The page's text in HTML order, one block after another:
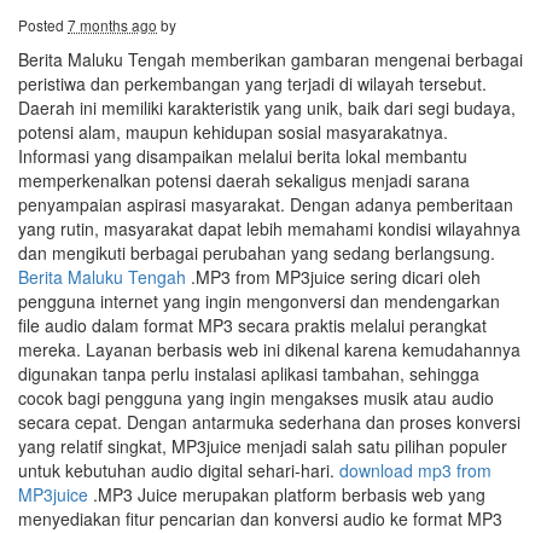
Posted 7 months ago by
Berita Maluku Tengah memberikan gambaran mengenai berbagai
peristiwa dan perkembangan yang terjadi di wilayah tersebut.
Daerah ini memiliki karakteristik yang unik, baik dari segi budaya,
potensi alam, maupun kehidupan sosial masyarakatnya.
Informasi yang disampaikan melalui berita lokal membantu
memperkenalkan potensi daerah sekaligus menjadi sarana
penyampaian aspirasi masyarakat. Dengan adanya pemberitaan
yang rutin, masyarakat dapat lebih memahami kondisi wilayahnya
dan mengikuti berbagai perubahan yang sedang berlangsung.
Berita Maluku Tengah .MP3 from MP3juice sering dicari oleh
pengguna internet yang ingin mengonversi dan mendengarkan
file audio dalam format MP3 secara praktis melalui perangkat
mereka. Layanan berbasis web ini dikenal karena kemudahannya
digunakan tanpa perlu instalasi aplikasi tambahan, sehingga
cocok bagi pengguna yang ingin mengakses musik atau audio
secara cepat. Dengan antarmuka sederhana dan proses konversi
yang relatif singkat, MP3juice menjadi salah satu pilihan populer
untuk kebutuhan audio digital sehari-hari. download mp3 from
MP3juice .MP3 Juice merupakan platform berbasis web yang
menyediakan fitur pencarian dan konversi audio ke format MP3